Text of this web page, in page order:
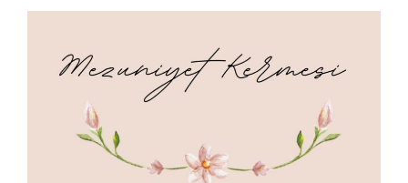
ÖDÜLLER
ECZACILIK FAKÜLTESI ANKETLERI
İLETIŞIM